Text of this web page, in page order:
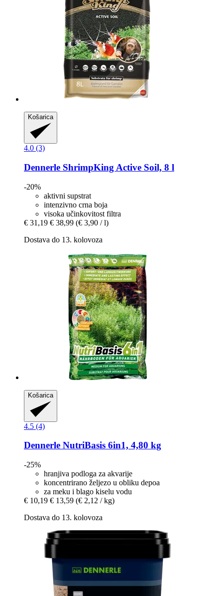
Košarica
4.0 (3)
Dennerle ShrimpKing Active Soil, 8 l
-20%
aktivni supstrat
intenzivno crna boja
visoka učinkovitost filtra
€ 31,19 € 38,99 (€ 3,90 / l)
Dostava do 13. kolovoza
Košarica
4.5 (4)
Dennerle NutriBasis 6in1, 4,80 kg
-25%
hranjiva podloga za akvarije
koncentrirano željezo u obliku depoa
za meku i blago kiselu vodu
€ 10,19 € 13,59 (€ 2,12 / kg)
Dostava do 13. kolovoza